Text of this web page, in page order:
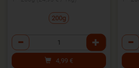
200g
Anzahl
4,99 €